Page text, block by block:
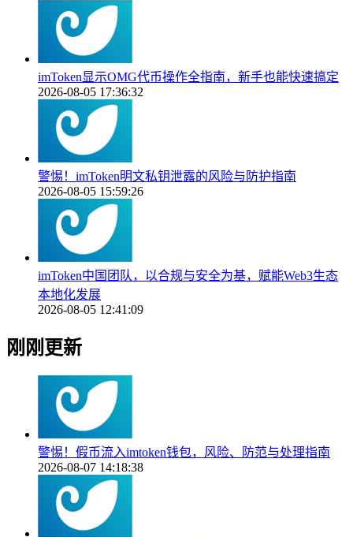
imToken显示OMG代币操作全指南，新手也能快速搞定
2026-08-05 17:36:32
警惕！imToken明文私钥泄露的风险与防护指南
2026-08-05 15:59:26
imToken中国团队，以合规与安全为基，赋能Web3生态
本地化发展
2026-08-05 12:41:09
刚刚更新
警惕！假币流入imtoken钱包，风险、防范与处理指南
2026-08-07 14:18:38